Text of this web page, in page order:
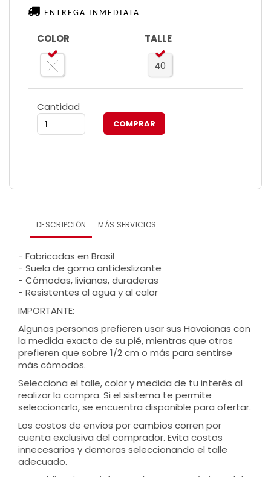
ENTREGA INMEDIATA
COLOR TALLE
40
Cantidad
DESCRIPCIÓN MÁS SERVICIOS
- Fabricadas en Brasil
- Suela de goma antideslizante
- Cómodas, livianas, duraderas
- Resistentes al agua y al calor
IMPORTANTE:
Algunas personas prefieren usar sus Havaianas con
la medida exacta de su pié, mientras que otras
prefieren que sobre 1/2 cm o más para sentirse
más cómodos.
Selecciona el talle, color y medida de tu interés al
realizar la compra. Si el sistema te permite
seleccionarlo, se encuentra disponible para ofertar.
Los costos de envíos por cambios corren por
cuenta exclusiva del comprador. Evita costos
innecesarios y demoras seleccionando el talle
adecuado.